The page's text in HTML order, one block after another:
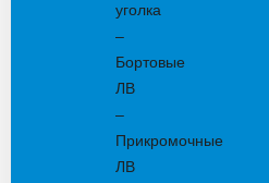
уголка
–
Бортовые
ЛВ
–
Прикромочные
ЛВ